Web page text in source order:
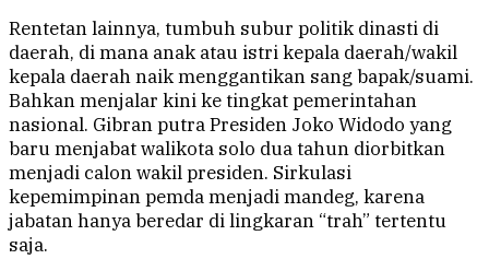
Rentetan lainnya, tumbuh subur politik dinasti di
daerah, di mana anak atau istri kepala daerah/wakil
kepala daerah naik menggantikan sang bapak/suami.
Bahkan menjalar kini ke tingkat pemerintahan
nasional. Gibran putra Presiden Joko Widodo yang
baru menjabat walikota solo dua tahun diorbitkan
menjadi calon wakil presiden. Sirkulasi
kepemimpinan pemda menjadi mandeg, karena
jabatan hanya beredar di lingkaran “trah” tertentu
saja.